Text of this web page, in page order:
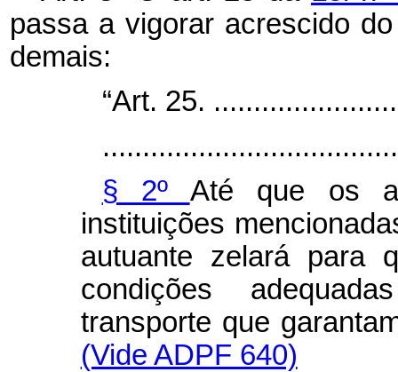
passa a vigorar acrescido
demais:
“Art. 25.
§ 2º Até que os
instituições
autuante zelará para
condições
transporte que
(Vide ADPF 640)